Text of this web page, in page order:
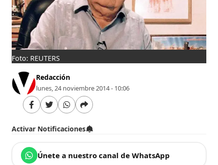
Foto: REUTERS
Redacción
lunes, 24 noviembre 2014 - 10:06
Activar Notificaciones
Únete a nuestro canal de WhatsApp